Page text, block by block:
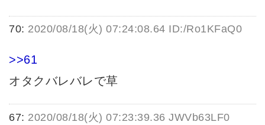
70: 2020/08/18(火) 07:24:08.64 ID:/Ro1KFaQ0
>>61
オタクバレバレで草
67: 2020/08/18(火) 07:23:39.36 JWVb63LF0